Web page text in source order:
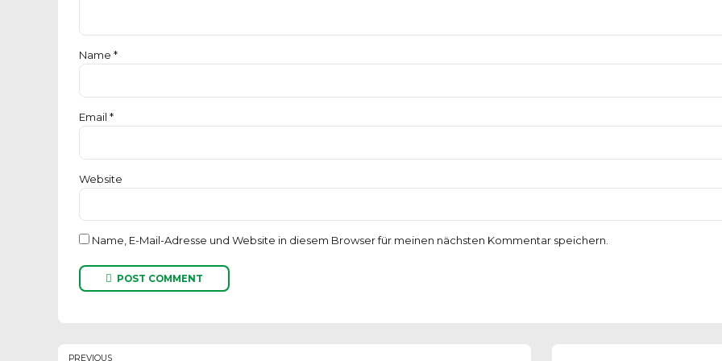
Name *
Email *
Website
Name, E-Mail-Adresse und Website in diesem Browser für meinen nächsten Kommentar speichern.
POST COMMENT
PREVIOUS